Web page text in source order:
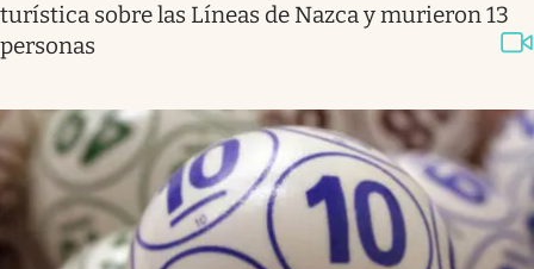
turística sobre las Líneas de Nazca y murieron 13
personas